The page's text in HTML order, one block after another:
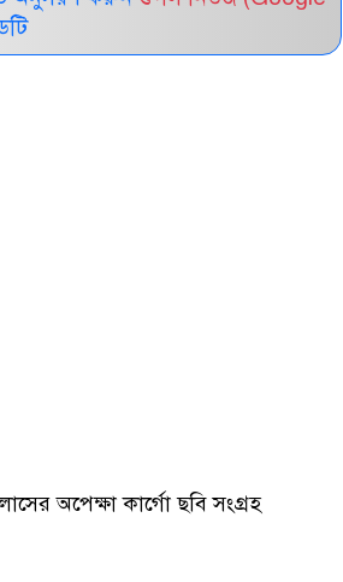
অপেক্ষা কার্গো ছবি সংগ্রহ